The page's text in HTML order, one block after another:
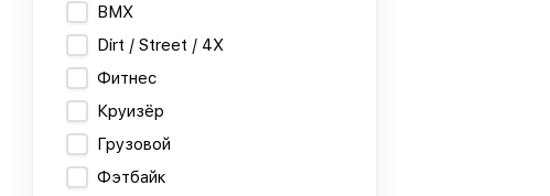
BMX
Dirt / Street / 4X
Фитнес
Круизёр
Грузовой
Фэтбайк